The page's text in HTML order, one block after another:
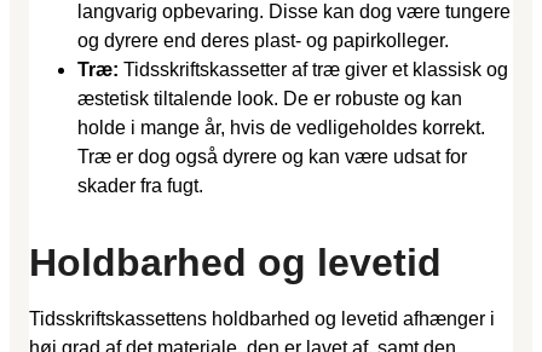
langvarig opbevaring. Disse kan dog være tungere
og dyrere end deres plast- og papirkolleger.
Træ: Tidsskriftskassetter af træ giver et klassisk og
æstetisk tiltalende look. De er robuste og kan
holde i mange år, hvis de vedligeholdes korrekt.
Træ er dog også dyrere og kan være udsat for
skader fra fugt.
Holdbarhed og levetid
Tidsskriftskassettens holdbarhed og levetid afhænger i